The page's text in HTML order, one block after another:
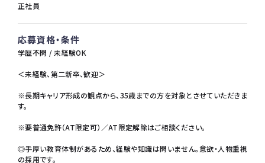
正社員
応募資格・条件
学歴不問 / 未経験OK
＜未経験、第二新卒、歓迎＞
※長期キャリア形成の観点から、35歳までの方を対象とさせていただきま
す。
※要普通免許（AT限定可）／AT限定解除はご相談ください。
◎手厚い教育体制があるため、経験や知識は問いません。意欲・人物重視
の採用です。